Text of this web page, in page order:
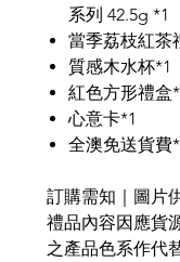
系列 42.5g *1
當季荔枝紅茶
質感木水杯*1
紅色方形禮盒
心意卡*1
全澳免送貨費
訂購需知｜圖片
禮品內容因應貨
之產品色系作代